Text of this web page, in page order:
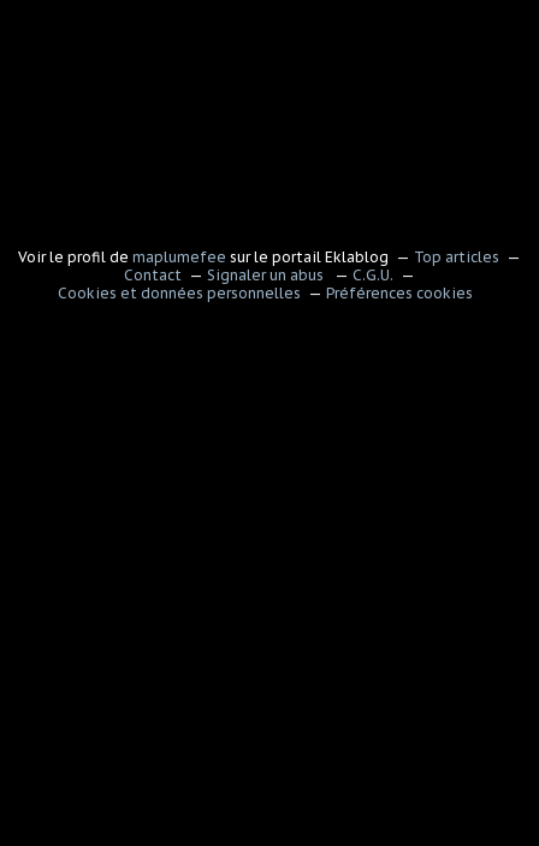
Voir le profil de maplumefee sur le portail Eklablog
Top articles
Contact
Signaler un abus
C.G.U.
Cookies et données personnelles
Préférences cookies